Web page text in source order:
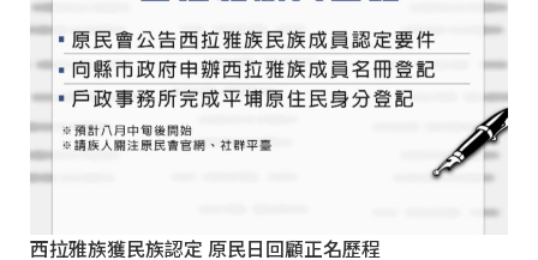
西拉雅族獲民族認定 原民日回顧正名歷程